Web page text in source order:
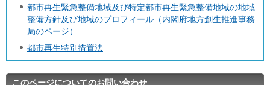
都市再生緊急整備地域及び特定都市再生緊急整備地域の地域
整備方針及び地域のプロフィール（内閣府地方創生推進事務
局のページ）
都市再生特別措置法
このページについてのお問い合わせ